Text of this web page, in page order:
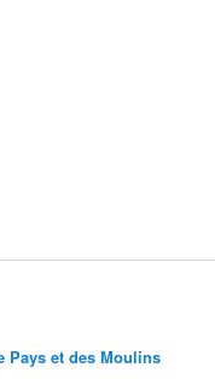
Pays et des Moulins